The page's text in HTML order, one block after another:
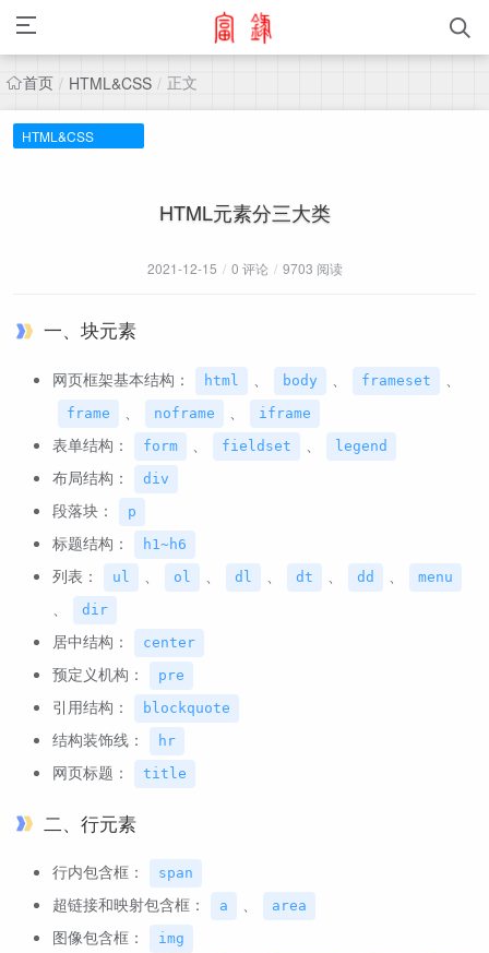
首页 / HTML&CSS / 正文
HTML&CSS
HTML元素分三大类
2021-12-15 / 0 评论 / 9703 阅读
一、块元素
网页框架基本结构： html body frameset
frame noframe iframe
表单结构： form fieldset legend
布局结构： div
段落块： p
标题结构： h1~h6
列表： ul ol dl dt dd menu
dir
居中结构： center
预定义机构： pre
引用结构： blockquote
结构装饰线： hr
网页标题： title
二、行元素
行内包含框： span
超链接和映射包含框： a 、 area
图像包含框： img